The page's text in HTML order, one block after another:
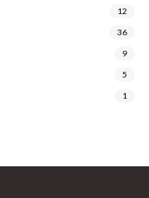
12
36
9
5
1